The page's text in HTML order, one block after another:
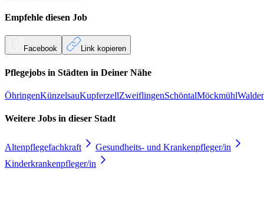
Empfehle diesen Job
Facebook Link kopieren
Pflegejobs in Städten in Deiner Nähe
ÖhringenKünzelsauKupferzellZweiflingenSchöntalMöckmühl
Weitere Jobs in dieser Stadt
Altenpflegefachkraft
Gesundheits- und Krankenpfleger/in
Kinderkrankenpfleger/in